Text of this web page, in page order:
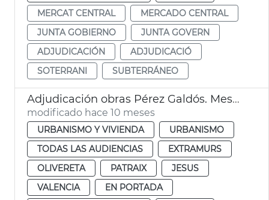
MERCAT CENTRAL
MERCADO CENTRAL
JUNTA GOBIERNO
JUNTA GOVERN
ADJUDICACIÓN
ADJUDICACIÓ
SOTERRANI
SUBTERRÁNEO
Adjudicación obras Pérez Galdós. Mesa de Contratación València
modificado hace 10 meses
URBANISMO Y VIVIENDA
URBANISMO
TODAS LAS AUDIENCIAS
EXTRAMURS
OLIVERETA
PATRAIX
JESUS
VALENCIA
EN PORTADA